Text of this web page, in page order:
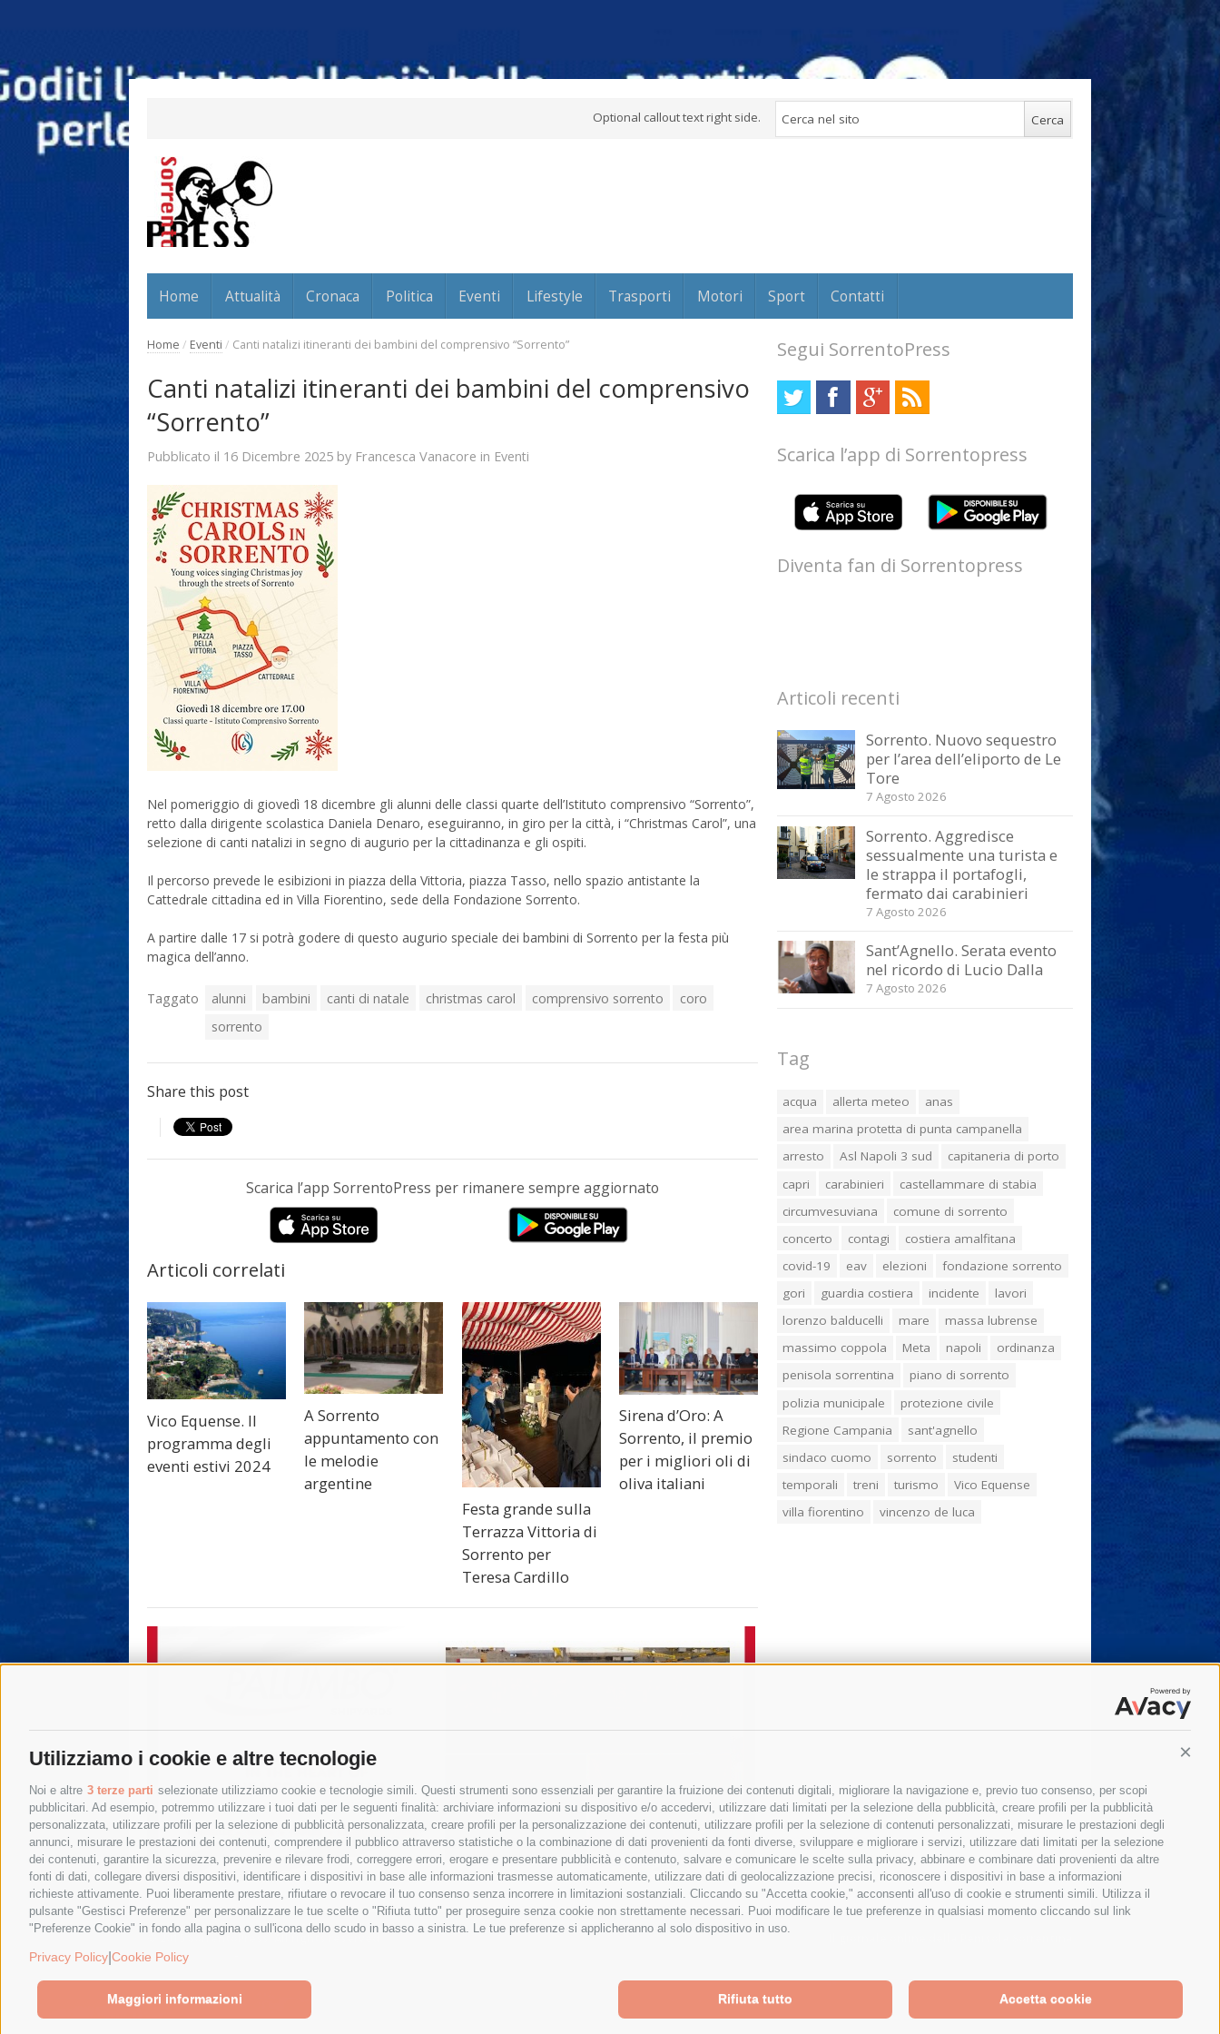
Utilizziamo i cookie e altre tecnologie
Noi e altre 3 terze parti selezionate utilizziamo cookie e tecnologie simili. Questi strumenti sono essenziali per garantire la fruizione dei contenuti digitali, migliorare la navigazione e, previo tuo consenso, per scopi
pubblicitari. Ad esempio, potremmo utilizzare i tuoi dati per le seguenti finalità: archiviare informazioni su dispositivo e/o accedervi, utilizzare dati limitati per la selezione della pubblicità, creare profili per la pubblicità
personalizzata, utilizzare profili per la selezione di pubblicità personalizzata, creare profili per la personalizzazione dei contenuti, utilizzare profili per la selezione di contenuti personalizzati, misurare le prestazioni degli
annunci, misurare le prestazioni dei contenuti, comprendere il pubblico attraverso statistiche o la combinazione di dati provenienti da fonti diverse, sviluppare e migliorare i servizi, utilizzare dati limitati per la selezione
dei contenuti, garantire la sicurezza, prevenire e rilevare frodi, correggere errori, erogare e presentare pubblicità e contenuto, salvare e comunicare le scelte sulla privacy, abbinare e combinare dati provenienti da altre
fonti di dati, collegare diversi dispositivi, identificare i dispositivi in base alle informazioni trasmesse automaticamente, utilizzare dati di geolocalizzazione precisi, riconoscere i dispositivi in base a informazioni
richieste attivamente. Puoi liberamente prestare, rifiutare o revocare il tuo consenso senza incorrere in limitazioni sostanziali. Cliccando su "Accetta cookie," acconsenti all'uso di cookie e strumenti simili. Utilizza il
pulsante "Gestisci Preferenze" per personalizzare le tue scelte o "Rifiuta tutto" per proseguire senza cookie non strettamente necessari. Puoi modificare le tue preferenze in qualsiasi momento cliccando sul link
"Preferenze Cookie" in fondo alla pagina o sull'icona dello scudo in basso a sinistra. Le tue preferenze si applicheranno al solo dispositivo in uso.
Privacy Policy Cookie Policy
Accetta cookie
Rifiuta tutto
Maggiori informazioni
Optional callout text right side.
Home Attualità Cronaca Politica Eventi Lifestyle Trasporti Motori Sport Contatti
Home / Eventi / Canti natalizi itineranti dei bambini del comprensivo “Sorrento”
Canti natalizi itineranti dei bambini del comprensivo
“Sorrento”
Pubblicato il 16 Dicembre 2025 by Francesca Vanacore in Eventi
Nel pomeriggio di giovedì 18 dicembre gli alunni delle classi quarte dell’Istituto comprensivo “Sorrento”,
retto dalla dirigente scolastica Daniela Denaro, eseguiranno, in giro per la città, i “Christmas Carol”, una
selezione di canti natalizi in segno di augurio per la cittadinanza e gli ospiti.
Il percorso prevede le esibizioni in piazza della Vittoria, piazza Tasso, nello spazio antistante la
Cattedrale cittadina ed in Villa Fiorentino, sede della Fondazione Sorrento.
A partire dalle 17 si potrà godere di questo augurio speciale dei bambini di Sorrento per la festa più
magica dell’anno.
Taggato alunni bambini canti di natale christmas carol comprensivo sorrento
coro
sorrento
Share this post
Scarica l’app SorrentoPress per rimanere sempre aggiornato
Articoli correlati
Vico Equense. Il
programma degli
eventi estivi 2024
A Sorrento
appuntamento con
le melodie
argentine
Festa grande sulla
Terrazza Vittoria di
Sorrento per
Teresa Cardillo
Sirena d’Oro: A
Sorrento, il premio
per i migliori oli di
oliva italiani
Segui SorrentoPress
Scarica l’app di Sorrentopress
Diventa fan di Sorrentopress
Articoli recenti
Sorrento. Nuovo sequestro
per l’area dell’eliporto de Le
Tore
7 Agosto 2026
Sorrento. Aggredisce
sessualmente una turista e
le strappa il portafogli,
fermato dai carabinieri
7 Agosto 2026
Sant’Agnello. Serata evento
nel ricordo di Lucio Dalla
7 Agosto 2026
Tag
acqua allerta meteo
anas
area marina protetta di punta campanella
arresto
Asl Napoli 3 sud
capitaneria di porto
capri
carabinieri
castellammare di stabia
circumvesuviana
comune di sorrento
concerto
contagi
costiera amalfitana
covid-19
eav elezioni
fondazione sorrento
gori
guardia costiera incidente
lavori
lorenzo balducelli
mare
massa lubrense
massimo coppola
Meta napoli
ordinanza
penisola sorrentina
piano di sorrento
polizia municipale
protezione civile
Regione Campania
sant'agnello
sindaco cuomo
sorrento
studenti
temporali
treni turismo
Vico Equense
villa fiorentino
vincenzo de luca
© 2015 SorrentoPress. All rights reserved.
Privacy policy